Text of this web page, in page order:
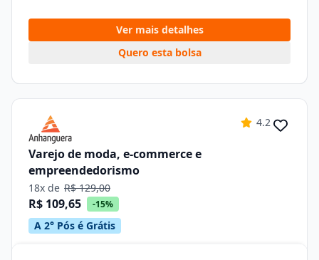
Ver mais detalhes
Quero esta bolsa
4.2
Varejo de moda, e-commerce e
empreendedorismo
18x de R$ 129,00
R$ 109,65 -15%
A 2° Pós é Grátis